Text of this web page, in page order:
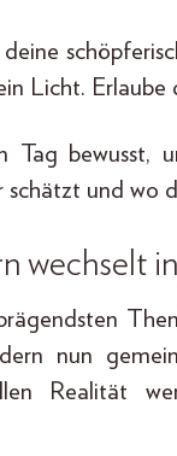
Licht.
Tag bewusst,
schätzt und wo
wechselt
nun
Realität